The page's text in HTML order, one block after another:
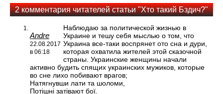
2 комментария читателей статьи "Хто такий Бздич?"
Andre
22.08.2017
в 06:18
Наблюдаю за политической жизнью в
Украине и тешу себя мыслью о том, что
Украина все-таки воспрянет ото сна и дури,
которая охватила жителей этой сказочной
страны. Украинские женщины начали
активно будить спящих украинских мужиков, которые
во сне лихо побивают врагов;
Натягнувши лати та шоломи,
Потішні затівают бої.